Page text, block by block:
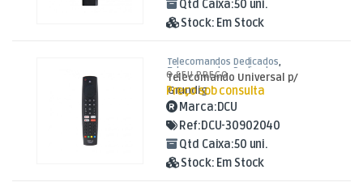
Qtd Caixa:50 uni.
Stock: Em Stock
Telecomandos Dedicados,
Telecomandos Dedicados para
Daewoo e Grundig,TV Aúdio e Vídeo
Telecomando Universal p/
Grundig
O SEU PREÇO
Preço sob consulta
Marca:DCU
Ref:DCU-30902040
Qtd Caixa:50 uni.
Stock: Em Stock